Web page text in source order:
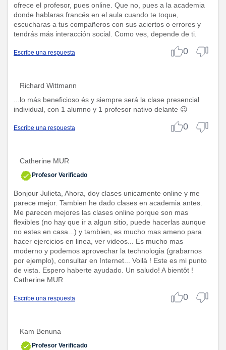
ofrece el profesor, pues online. Que no, pues a la academia
donde hablaras francés en el aula cuando te toque,
escucharas a tus compañeros con sus aciertos o errores y
tendrás más interacción social. Como ves, depende de ti.
Escribe una respuesta 0
Richard Wittmann
...lo más beneficioso és y siempre será la clase presencial
individual, con 1 alumno y 1 profesor nativo delante 😉
Escribe una respuesta 0
Catherine MUR
Profesor Verificado
Bonjour Julieta, Ahora, doy clases unicamente online y me
parece mejor. Tambien he dado clases en academia antes.
Me parecen mejores las clases online porque son mas
flexibles (no hay que ir a algun sitio, puede hacerlas aunque
no estes en casa...) y tambien, es mucho mas ameno para
hacer ejercicios en linea, ver videos... Es mucho mas
moderno y podemos aprovechar la technologia (grabarnos
por ejemplo), consultar en Internet... Voilà ! Este es mi punto
de vista. Espero haberte ayudado. Un saludo! A bientôt !
Catherine MUR
Escribe una respuesta 0
Kam Benuna
Profesor Verificado